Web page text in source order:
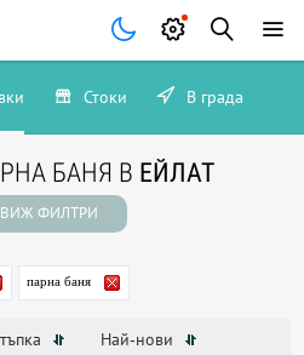
Стоки В града
БАНЯ В ЕЙЛАТ
ВИЖ ФИЛТРИ
парна баня
Най-нови